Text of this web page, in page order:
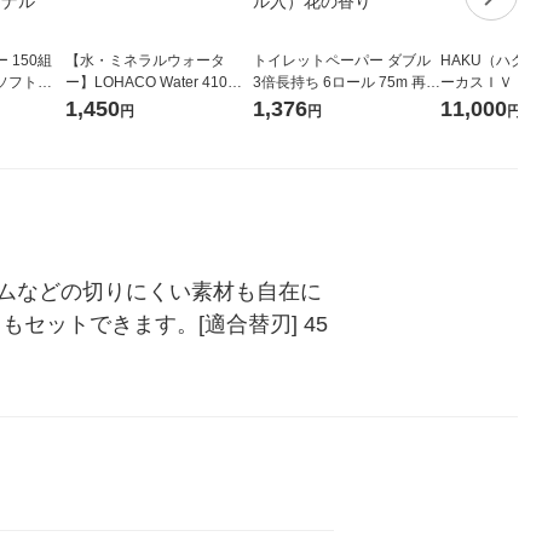
150組
フトパ
【水・ミネラルウォータ
ー】LOHACO Water 410ml
1箱（20本入）ラベルレス
1,450円
トイレットペーパー ダブル
3倍長持ち 6ロール 75m 再生
紙配合 スコッティフラワー
1,376円
HAKU（ハク
ーカスＩＶ
堂 おまけ付き
11,000円
などの切りにくい素材も自在に
セットできます。[適合替刃] 45